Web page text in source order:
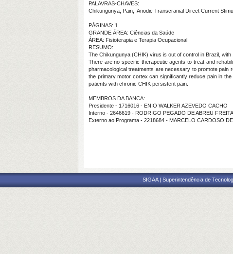
PALAVRAS-CHAVES:
Chikungunya, Pain, Anodic Transcranial Direct Current
PÁGINAS: 1
GRANDE ÁREA: Ciências da Saúde
ÁREA: Fisioterapia e Terapia Ocupacional
RESUMO:
The Chikungunya (CHIK) virus is out of control in Brazil,
There are no specific therapeutic agents to treat and
pharmacological treatments are necessary to promote pain
the primary motor cortex can significantly reduce pain in
patients with chronic CHIK persistent pain.
MEMBROS DA BANCA:
Presidente - 1716016 - ENIO WALKER AZEVEDO CACHO
Interno - 2646619 - RODRIGO PEGADO DE ABREU
Externo ao Programa - 2218684 - MARCELO CARDOSO
SIGAA | Superintendência de